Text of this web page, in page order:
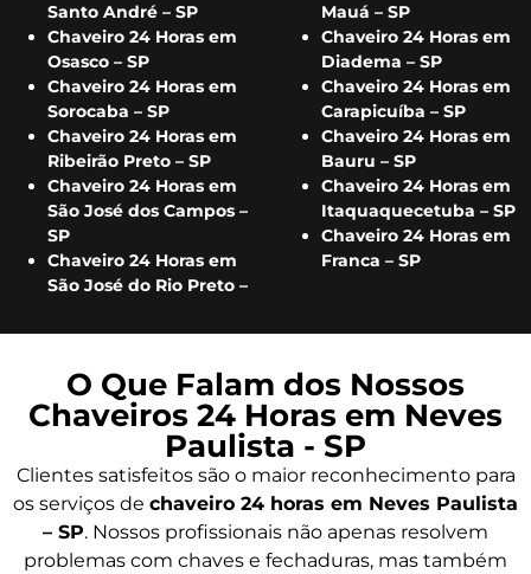
Santo André – SP
Chaveiro 24 Horas em
Osasco – SP
Chaveiro 24 Horas em
Sorocaba – SP
Chaveiro 24 Horas em
Ribeirão Preto – SP
Chaveiro 24 Horas em
São José dos Campos –
SP
Chaveiro 24 Horas em
São José do Rio Preto –
Mauá – SP
Chaveiro 24 Horas em
Diadema – SP
Chaveiro 24 Horas em
Carapicuíba – SP
Chaveiro 24 Horas em
Bauru – SP
Chaveiro 24 Horas em
Itaquaquecetuba – SP
Chaveiro 24 Horas em
Franca – SP
O Que Falam dos Nossos
Chaveiros 24 Horas em Neves
Paulista - SP
Clientes satisfeitos são o maior reconhecimento para
os serviços de chaveiro 24 horas em Neves Paulista
– SP. Nossos profissionais não apenas resolvem
problemas com chaves e fechaduras, mas também